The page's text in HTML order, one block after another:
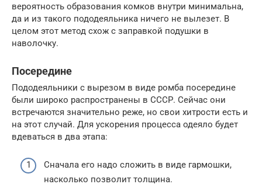
вероятность образования комков внутри минимальна,
да и из такого пододеяльника ничего не вылезет. В
целом этот метод схож с заправкой подушки в
наволочку.
Посередине
Пододеяльники с вырезом в виде ромба посередине
были широко распространены в СССР. Сейчас они
встречаются значительно реже, но свои хитрости есть и
на этот случай. Для ускорения процесса одеяло будет
вдеваться в два этапа:
Сначала его надо сложить в виде гармошки,
насколько позволит толщина.